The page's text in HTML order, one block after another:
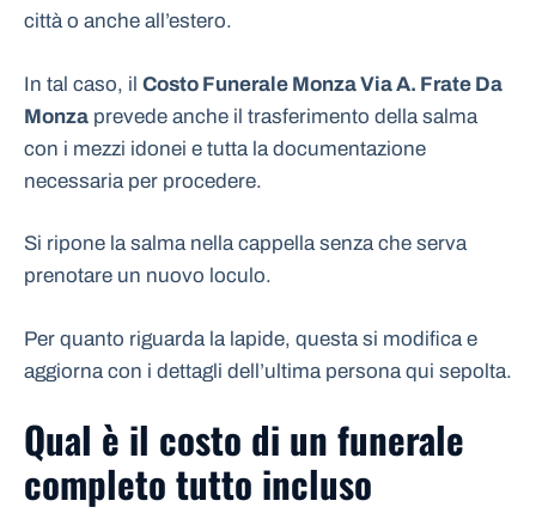
città o anche all’estero.
In tal caso, il Costo Funerale Monza Via A. Frate Da
Monza prevede anche il trasferimento della salma
con i mezzi idonei e tutta la documentazione
necessaria per procedere.
Si ripone la salma nella cappella senza che serva
prenotare un nuovo loculo.
Per quanto riguarda la lapide, questa si modifica e
aggiorna con i dettagli dell’ultima persona qui sepolta.
Qual è il costo di un funerale
completo tutto incluso